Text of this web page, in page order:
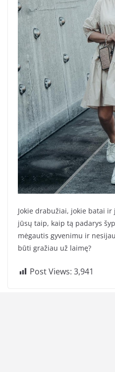
Jokie drabužiai, jokie batai ir
jūsų taip, kaip tą padarys
mėgautis gyvenimu ir
būti gražiau už laimę?
Post Views: 3,941